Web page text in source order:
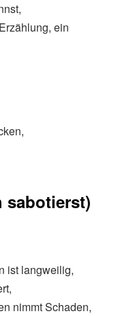
ein
sabotierst)
ist langweilig,
nimmt Schaden,